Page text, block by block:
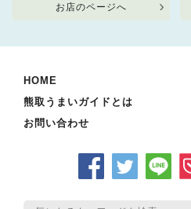
お店のページへ
HOME
熊取うまいガイドとは
お問い合わせ